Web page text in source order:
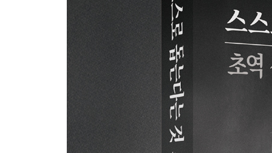
1. 하늘에서는 번개를, 폭군에게서는 왕홀을: 벤저
2. 단 1분도 허투루 흘려보내지 않은 사람: 헨리 브
3. 천재성이란 인내다: 뷔퐁 백작
4. 자립과 의존은 함께 간다: 윌리엄 워즈워스와 알
5. 절대 절망하지 마라: 조너스 한웨이
6. 나의 부유함은 욕망의 작음에 있었다: 조지프 브
7. 당신은 나보다 가난하다: 에픽테토스